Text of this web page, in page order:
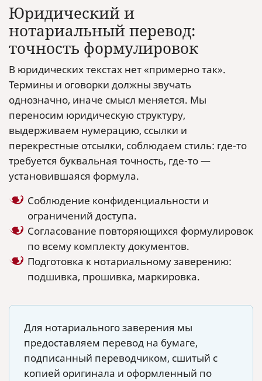
Юридический и
нотариальный перевод:
точность формулировок
В юридических текстах нет «примерно так».
Термины и оговорки должны звучать
однозначно, иначе смысл меняется. Мы
переносим юридическую структуру,
выдерживаем нумерацию, ссылки и
перекрестные отсылки, соблюдаем стиль: где-то
требуется буквальная точность, где-то —
установившаяся формула.
Соблюдение конфиденциальности и
ограничений доступа.
Согласование повторяющихся формулировок
по всему комплекту документов.
Подготовка к нотариальному заверению:
подшивка, прошивка, маркировка.
Для нотариального заверения мы
предоставляем перевод на бумаге,
подписанный переводчиком, сшитый с
копией оригинала и оформленный по